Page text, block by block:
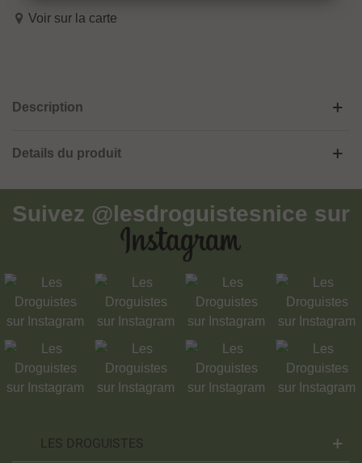
Voir sur la carte
Description
Details du produit
Suivez @lesdroguistesnice sur
LES DROGUISTES